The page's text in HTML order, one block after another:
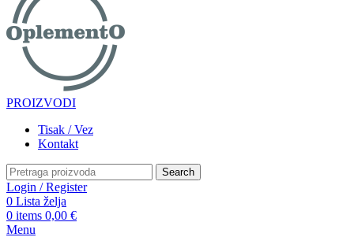
PROIZVODI
Tisak / Vez
Kontakt
Search
Login / Register
0 Lista želja
0 items 0,00 €
Menu